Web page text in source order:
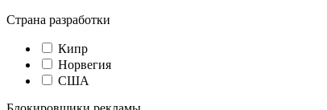
Страна разработки
Кипр
Норвегия
США